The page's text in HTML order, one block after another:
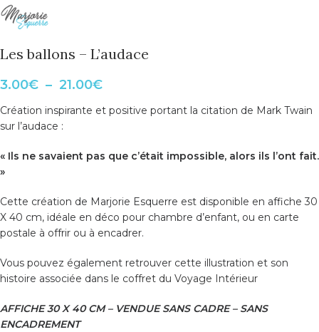
Les ballons – L’audace
3.00€ – 21.00€
Création inspirante et positive portant la citation de Mark Twain
sur l’audace :
« Ils ne savaient pas que c’était impossible, alors ils l’ont fait.
»
Cette création de Marjorie Esquerre est disponible en affiche 30
X 40 cm, idéale en déco pour chambre d’enfant, ou en carte
postale à offrir ou à encadrer.
Vous pouvez également retrouver cette illustration et son
histoire associée dans le coffret du Voyage Intérieur
AFFICHE 30 X 40 CM – VENDUE SANS CADRE – SANS
ENCADREMENT